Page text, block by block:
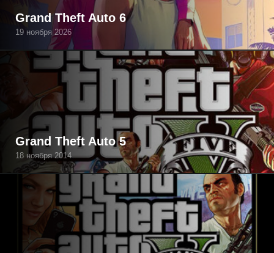
Grand Theft Auto 6
19 ноября 2026
Grand Theft Auto 5
18 ноября 2014